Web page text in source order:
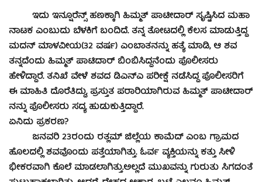
ಇದು ಇನ್ಷೂರೆನ್ಸ್ ಹಣಕ್ಕಾಗಿ ಹಿಮ್ಮತ್ ಪಾಟೀದಾರ್ ಸೃಷ್ಟಿಸಿದ ಮಹಾ
ನಾಟಕ ಎಂಬುದು ಬೆಳಕಿಗೆ ಬಂದಿದೆ. ತನ್ನ ತೋಟದಲ್ಲಿ ಕೆಲಸ ಮಾಡುತ್ತಿದ್ದ
ಮದನ್ ಮಾಳವೀಯ(32 ವರ್ಷ) ಎಂಬಾತನನ್ನು ಹತ್ಯೆ ಮಾಡಿ, ಆ ಶವ
ತನ್ನದೆಂದು ಹಿಮ್ಮತ್ ಪಾಟಿದಾರ್ ಬಿಂಬಿಸಿದ್ದನೆಂದು ಪೊಲೀಸರು
ಹೇಳಿದ್ದಾರೆ. ತನಿಖೆ ವೇಳೆ ಶವದ ಡಿಎನ್​ಎ ಪರೀಕ್ಷೆ ನಡೆಸಿದ್ದ ಪೊಲೀಸರಿಗೆ
ಈ ಮಾಹಿತಿ ದೊರೆತಿದ್ದು, ಪ್ರಸ್ತುತ ಪರಾರಿಯಾಗಿರುವ ಹಿಮ್ಮತ್ ಪಾಟೀದಾರ್
ನನ್ನು ಪೊಲೀಸರು ಸದ್ಯ ಹುಡುಕುತ್ತಿದ್ದಾರೆ.
ಏನಿದು ಪ್ರಕರಣ?
ಜನವರಿ 23ರಂದು ರತ್ಲಮ್ ಜಿಲ್ಲೆಯ ಕಾಮೆದ್ ಎಂಬ ಗ್ರಾಮದ
ಹೊಲದಲ್ಲಿ ಶವವೊಂದು ಪತ್ತೆಯಾಗಿತ್ತು. ಓರ್ವ ವ್ಯಕ್ತಿಯನ್ನು ಕತ್ತು ಸೀಳಿ
ಭೀಕರವಾಗಿ ಕೊಲೆ ಮಾಡಲಾಗಿತ್ತು.ಅಲ್ಲದೆ ಮುಖವನ್ನು ಗುರುತು ಸಿಗದಂತೆ